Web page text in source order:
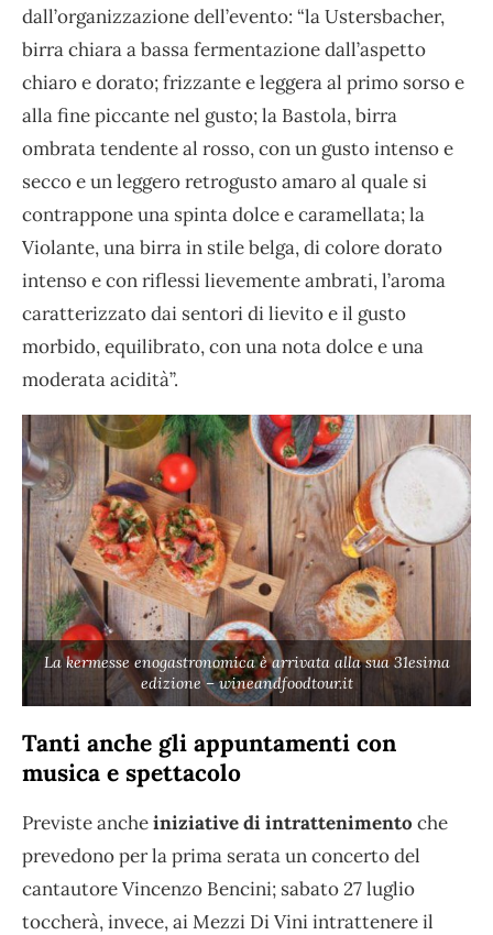
dall’organizzazione dell’evento: “la Ustersbacher,
birra chiara a bassa fermentazione dall’aspetto
chiaro e dorato; frizzante e leggera al primo sorso e
alla fine piccante nel gusto; la Bastola, birra
ombrata tendente al rosso, con un gusto intenso e
secco e un leggero retrogusto amaro al quale si
contrappone una spinta dolce e caramellata; la
Violante, una birra in stile belga, di colore dorato
intenso e con riflessi lievemente ambrati, l’aroma
caratterizzato dai sentori di lievito e il gusto
morbido, equilibrato, con una nota dolce e una
moderata acidità”.
La kermesse enogastronomica è arrivata alla sua 31esima
edizione – wineandfoodtour.it
Tanti anche gli appuntamenti con
musica e spettacolo
Previste ancheiniziative di intrattenimento che
prevedono per la prima serata un concerto del
cantautore Vincenzo Bencini; sabato 27 luglio
toccherà, invece, ai Mezzi Di Vini intrattenere il